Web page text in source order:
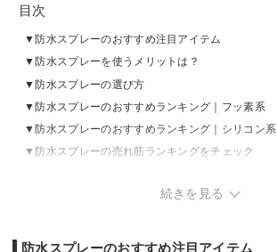
目次
防水スプレーのおすすめ注目アイテム
防水スプレーを使うメリットは？
防水スプレーの選び方
防水スプレーのおすすめランキング｜フッ素系
防水スプレーのおすすめランキング｜シリコン系
防水スプレーの売れ筋ランキングをチェック
続きを見る
防水スプレーのおすすめ注目アイテム